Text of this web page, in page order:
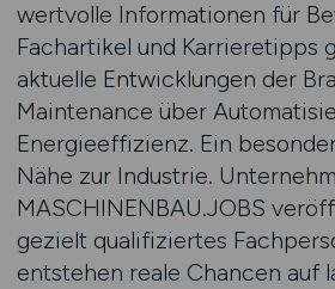
wertvolle Informationen für
Fachartikel und Karrieretipps
aktuelle Entwicklungen der
Maintenance über
Energieeffizienz. Ein
Nähe zur Industrie.
MASCHINENBAU.JOBS
gezielt qualifiziertes
entstehen reale Chancen auf